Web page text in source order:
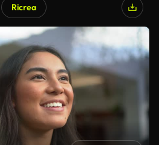
Ricrea